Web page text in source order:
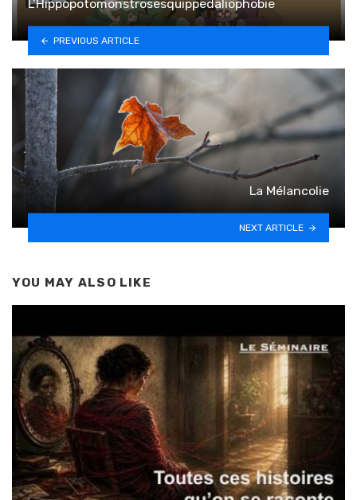
L’Hippopotomonstrosesquippedaliophobie
PREVIOUS ARTICLE
La Mélancolie
NEXT ARTICLE
YOU MAY ALSO LIKE